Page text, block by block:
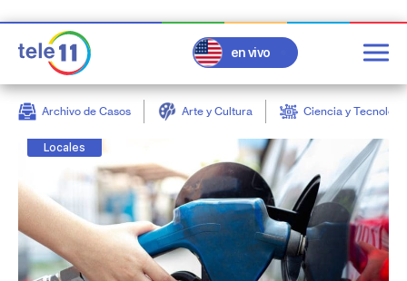
en vivo
Archivo de Casos Arte y Cultura Ciencia y
Locales
post